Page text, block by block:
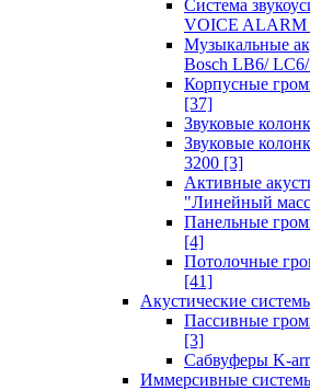
Система
VOICE ALARM
Музыкальные
Bosch LB6/
Корпусные
[37]
Звуковые
Звуковые
3200 [3]
Активные
"Линейный
Панельные
[4]
Потолочные
[41]
Акустические
Пассивные
[3]
Сабвуферы K-
Иммерсивные